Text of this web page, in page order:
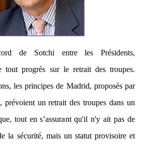
de Sotchi entre les Présidents,
tout progrès sur le retrait des troupes.
les principes de Madrid, proposés par
un retrait des troupes dans un
tout en s’assurant qu'il n'y ait pas de
la sécurité, mais un statut provisoire et